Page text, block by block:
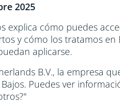
2025
explica cómo puedes
y cómo los tratamos
aplicarse.
B.V., la empresa
Bajos. Puedes ver